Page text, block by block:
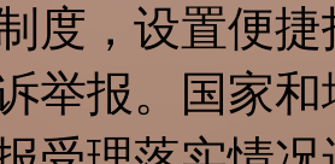
度，设置便
举报。国家